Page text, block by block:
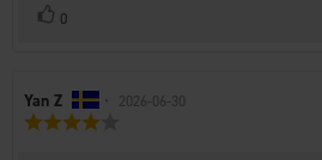
Rösta
0
Recensionsförfattare:
Yan Z • Recensionsdatum:
2026-06-30